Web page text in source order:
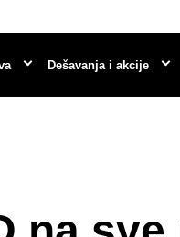
Dešavanja i akcije